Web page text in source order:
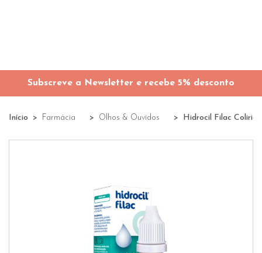
Subscreve a Newsletter e recebe 5% desconto
Início Farmácia Olhos & Ouvidos Hidrocil Filac Colirio